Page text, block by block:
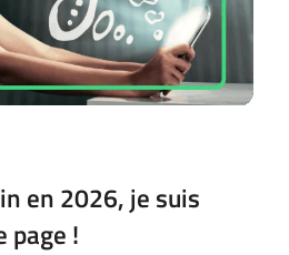
en 2026, je suis
page !
en 2026, je suis
en première page !